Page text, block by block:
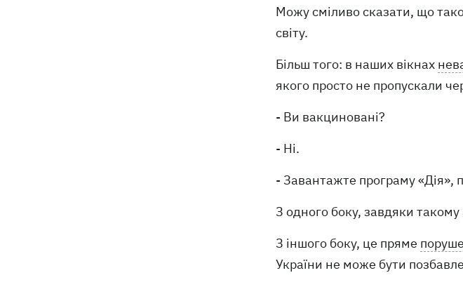
Можу сміливо сказати, що
світу.
Більш того: в наших вікнах
якого просто не пропускали
- Ви вакциновані?
- Ні.
- Завантажте програму «Дія»,
З одного боку, завдяки
З іншого боку, це пряме
України не може бути